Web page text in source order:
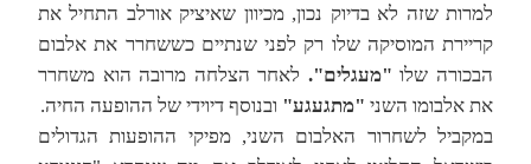
למרות שזה לא בדיוק נכון, מכיוון שאיציק אורלב התחיל את
קריירת המוסיקה שלו רק לפני שנתיים כששחרר את אלבום
הבכורה שלו "מעגלים". לאחר הצלחה מרובה הוא משחרר
את אלבומו השני "מתגעגע" ובנוסף דיוידי של ההופעה החיה.
במקביל לשחרור האלבום השני, מפיקי ההופעות הגדולים